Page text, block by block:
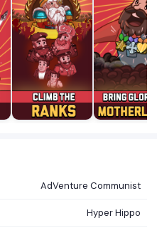
AdVenture Communist
Hyper Hippo